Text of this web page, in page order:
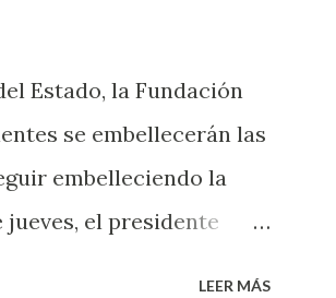
siempre es mejor
Estado, la Fundación
se embellecerán las
embelleciendo la
jueves, el presidente
LEER MÁS